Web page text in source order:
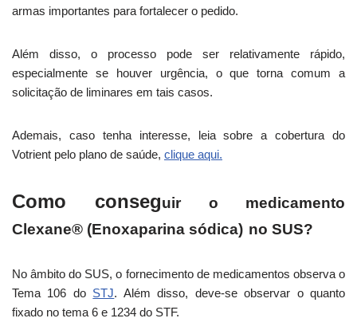
armas importantes para fortalecer o pedido.
Além disso, o processo pode ser relativamente rápido,
especialmente se houver urgência, o que torna comum a
solicitação de liminares em tais casos.
Ademais, caso tenha interesse, leia sobre a cobertura do
Votrient pelo plano de saúde, clique aqui.
Como conseguir o medicamento
Clexane® (Enoxaparina sódica) no SUS?
No âmbito do SUS, o fornecimento de medicamentos observa o
Tema 106 do STJ. Além disso, deve-se observar o quanto
fixado no tema 6 e 1234 do STF.